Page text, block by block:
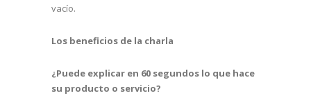
vacío.
Los beneficios de la charla
¿Puede explicar en 60 segundos lo que hace
su producto o servicio?